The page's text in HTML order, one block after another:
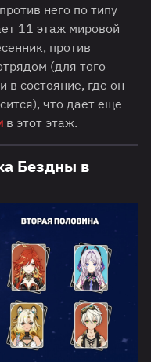
него по типу
11 этаж мировой
против
(для того
в состояние, где он
что дает еще
в этот этаж.
Бездны в